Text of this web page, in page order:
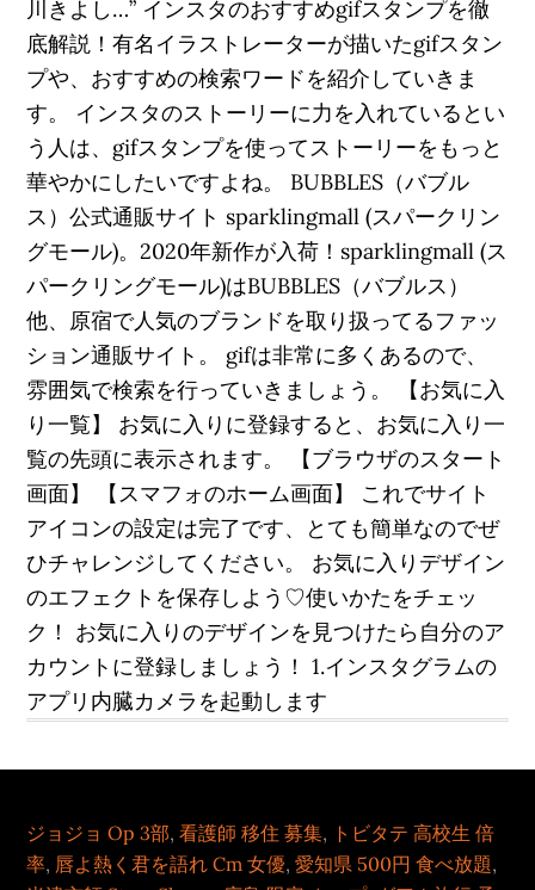
川きよし…” インスタのおすすめgifスタンプを徹
底解説！有名イラストレーターが描いたgifスタン
プや、おすすめの検索ワードを紹介していきま
す。 インスタのストーリーに力を入れているとい
う人は、gifスタンプを使ってストーリーをもっと
華やかにしたいですよね。 BUBBLES（バブル
ス）公式通販サイト sparklingmall (スパークリン
グモール)。2020年新作が入荷！sparklingmall (ス
パークリングモール)はBUBBLES（バブルス）
他、原宿で人気のブランドを取り扱ってるファッ
ション通販サイト。 gifは非常に多くあるので、
雰囲気で検索を行っていきましょう。 【お気に入
り一覧】 お気に入りに登録すると、お気に入り一
覧の先頭に表示されます。 【ブラウザのスタート
画面】 【スマフォのホーム画面】 これでサイト
アイコンの設定は完了です、とても簡単なのでぜ
ひチャレンジしてください。 お気に入りデザイン
のエフェクトを保存しよう♡使いかたをチェッ
ク！ お気に入りのデザインを見つけたら自分のア
カウントに登録しましょう！ 1.インスタグラムの
アプリ内臓カメラを起動します
ジョジョ Op 3部,看護師 移住 募集, トビタテ 高校生 倍
率, 唇よ熱く君を語れ Cm 女優,愛知県 500円 食べ放題,